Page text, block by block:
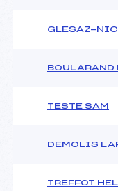
GLESAZ-
BOULARAND
TESTE SAM
DEMOLIS
TREFFOT